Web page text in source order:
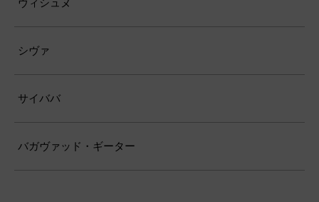
ヴィシュヌ
シヴァ
サイババ
バガヴァッド・ギーター